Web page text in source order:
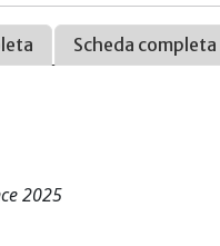
Scheda completa
2025